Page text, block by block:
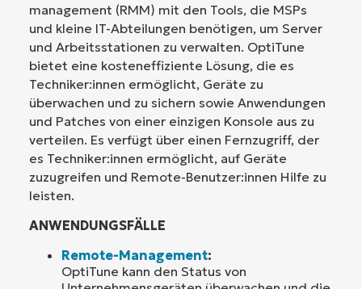
management (RMM) mit den Tools, die MSPs
und kleine IT-Abteilungen benötigen, um Server
und Arbeitsstationen zu verwalten. OptiTune
bietet eine kosteneffiziente Lösung, die es
Techniker:innen ermöglicht, Geräte zu
überwachen und zu sichern sowie Anwendungen
und Patches von einer einzigen Konsole aus zu
verteilen. Es verfügt über einen Fernzugriff, der
es Techniker:innen ermöglicht, auf Geräte
zuzugreifen und Remote-Benutzer:innen Hilfe zu
leisten.
ANWENDUNGSFÄLLE
Remote-Management:
OptiTune kann den Status von